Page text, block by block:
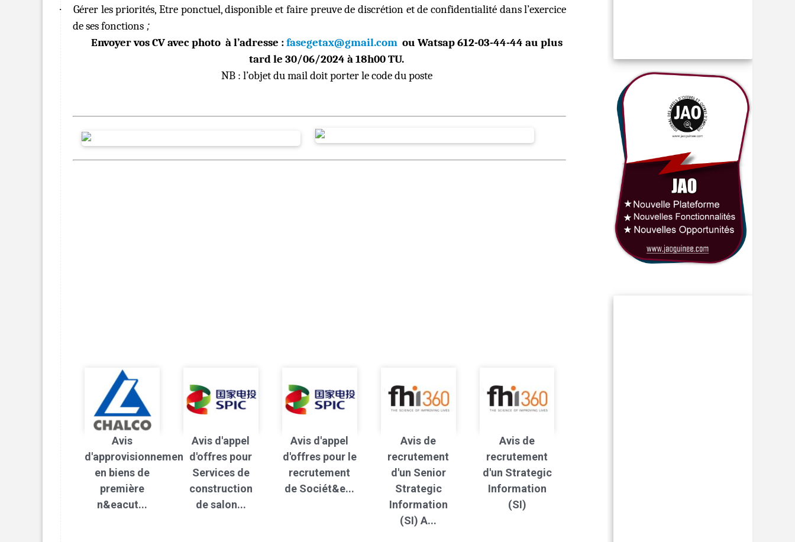
·
Gérer les priorités, Etre ponctuel, disponible et faire preuve de discrétion et de confidentialité dans l’exercice
de ses fonctions ;
Envoyer vos CV avec photo à l’adresse :fasegetax@gmail.comou Watsap 612-03-44-44 au plus
tard le 30/06/2024 à 18h00 TU.
NB : l’objet du mail doit porter le code du poste
Avis
d'approvisionnement
en biens de
première
n&eacut...
Avis d'appel
d'offres pour
Services de
construction
de salon...
Avis d'appel
d'offres pour le
recrutement
de Sociét&e...
Avis de
recrutement
d'un Senior
Strategic
Information
(SI) A...
Avis de
recrutement
d'un Strategic
Information
(SI)